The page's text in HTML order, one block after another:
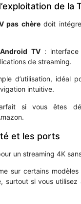
de la
pas chèredoit
TV: interface
de streaming.
d’utilisation, idéal
intuitive.
si vous êtes
et les ports
un streaming 4K
sur certains
surtout si vous utilisez